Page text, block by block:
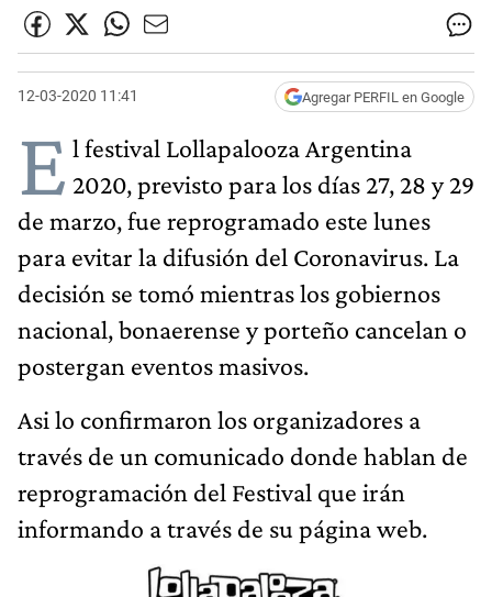
12-03-2020 11:41 Agregar PERFIL en Google
E l festival Lollapalooza Argentina
2020, previsto para los días 27, 28 y 29
de marzo, fue reprogramado este lunes
para evitar la difusión del Coronavirus. La
decisión se tomó mientras los gobiernos
nacional, bonaerense y porteño cancelan o
postergan eventos masivos.
Asi lo confirmaron los organizadores a
través de un comunicado donde hablan de
reprogramación del Festival que irán
informando a través de su página web.